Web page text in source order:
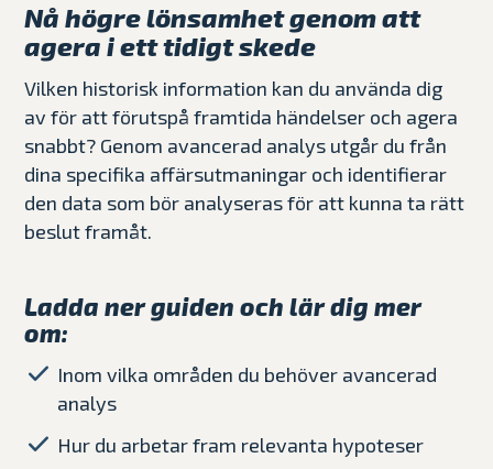
Nå högre lönsamhet genom att
agera i ett tidigt skede
Vilken historisk information kan du använda dig
av för att förutspå framtida händelser och agera
snabbt? Genom avancerad analys utgår du från
dina specifika affärsutmaningar och identifierar
den data som bör analyseras för att kunna ta rätt
beslut framåt.
Ladda ner guiden och lär dig mer
om:
Inom vilka områden du behöver avancerad
analys
Hur du arbetar fram relevanta hypoteser